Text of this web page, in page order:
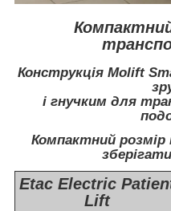
Конструкція Molift
і гнучким для
Компактний
Etac Electric
Lift